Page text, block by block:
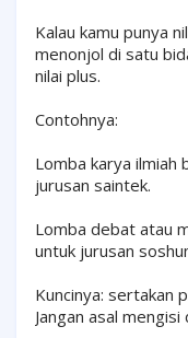
Kalau kamu punya
menonjol di satu
nilai plus.
Contohnya:
Lomba karya ilmiah
jurusan saintek.
Lomba debat atau
untuk jurusan
Kuncinya: sertakan
Jangan asal